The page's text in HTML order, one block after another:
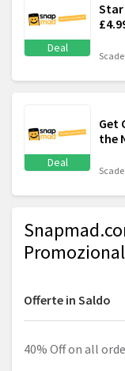
Deal
Star
Deal
Get
the
Offerte in Saldo
40% Off on all